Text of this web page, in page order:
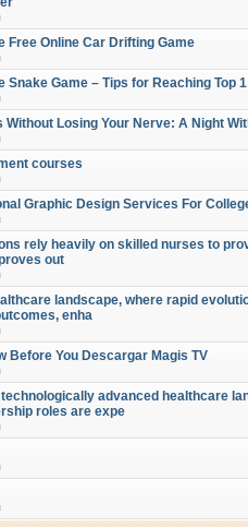
Free Online Car Drifting Game
Snake Game – Tips for Reaching Top
Without Losing Your Nerve: A Night
courses
Graphic Design Services For
rely heavily on skilled nurses to
out
landscape, where rapid
enha
Before You Descargar Magis TV
advanced healthcare
roles are expe